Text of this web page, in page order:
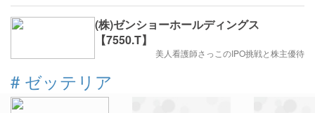
(株)ゼンショーホールディングス
【7550.T】
美人看護師さっこのIPO挑戦と株主優待
# ゼッテリア